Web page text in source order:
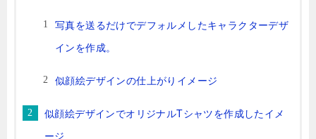
写真を送るだけでデフォルメしたキャラクターデザ
インを作成。
似顔絵デザインの仕上がりイメージ
似顔絵デザインでオリジナルTシャツを作成したイメ
ージ